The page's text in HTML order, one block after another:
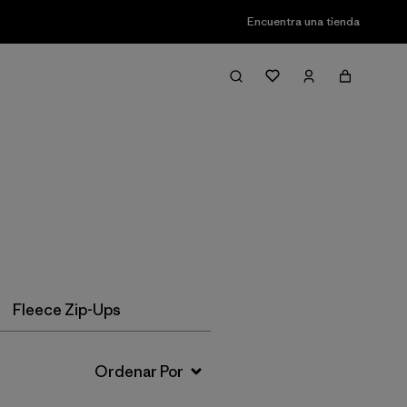
Encuentra una tienda
Filter & Sort
Fleece Zip-Ups